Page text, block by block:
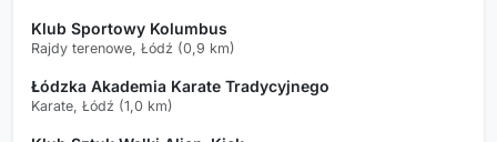
Klub Sportowy Kolumbus
Rajdy terenowe, Łódź (0,9 km)
Łódzka Akademia Karate Tradycyjnego
Karate, Łódź (1,0 km)